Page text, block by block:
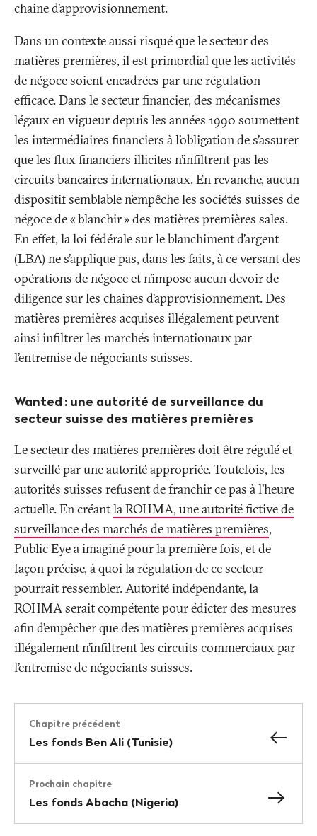
chaine d’approvisionnement.
Dans un contexte aussi risqué que le secteur des
matières premières, il est primordial que les activités
de négoce soient encadrées par une régulation
efficace. Dans le secteur financier, des mécanismes
légaux en vigueur depuis les années 1990 soumettent
les intermédiaires financiers à l’obligation de s’assurer
que les flux financiers illicites n’infiltrent pas les
circuits bancaires internationaux. En revanche, aucun
dispositif semblable n’empêche les sociétés suisses de
négoce de «blanchir» des matières premières sales.
En effet, la loi fédérale sur le blanchiment d’argent
(LBA) ne s’applique pas, dans les faits, à ce versant des
opérations de négoce et n’impose aucun devoir de
diligence sur les chaines d’approvisionnement. Des
matières premières acquises illégalement peuvent
ainsi infiltrer les marchés internationaux par
l’entremise de négociants suisses.
Wanted : une autorité de surveillance du
secteur suisse des matières premières
Le secteur des matières premières doit être régulé et
surveillé par une autorité appropriée. Toutefois, les
autorités suisses refusent de franchir ce pas à l’heure
actuelle. En créantla ROHMA, une autorité fictive de
surveillance des marchés de matières premières,
Public Eye a imaginé pour la première fois, et de
façon précise, à quoi la régulation de ce secteur
pourrait ressembler. Autorité indépendante, la
ROHMA serait compétente pour édicter des mesures
afin d’empêcher que des matières premières acquises
illégalement n’infiltrent les circuits commerciaux par
l’entremise de négociants suisses.
Chapitre précédent
Les fonds Ben Ali (Tunisie)
Prochain chapitre
Les fonds Abacha (Nigeria)